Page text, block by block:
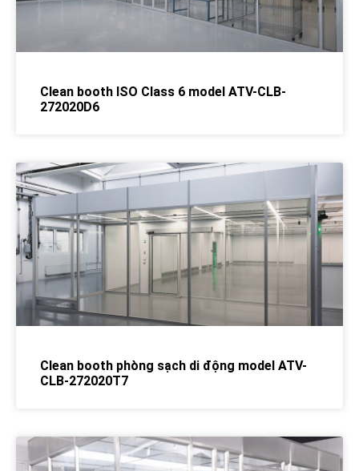
Clean booth ISO Class 6 model ATV-CLB-
272020D6
Clean booth phòng sạch di động model ATV-
CLB-272020T7